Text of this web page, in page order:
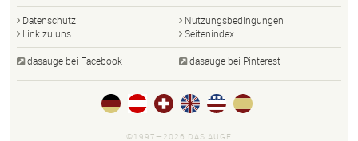
Datenschutz
Nutzungsbedingungen
Link zu uns
Seitenindex
dasauge bei Facebook dasauge bei Pinterest
©1997—2026 DAS AUGE